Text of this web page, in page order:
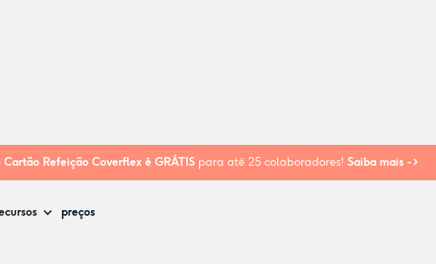
Cartão Refeição Coverflex é GRÁTIS para até 25 colaboradores! Saiba mais ->
preços